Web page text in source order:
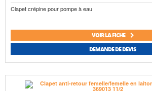
Clapet crépine pour pompe à eau
VOIR LA FICHE
DEMANDE DE DEVIS